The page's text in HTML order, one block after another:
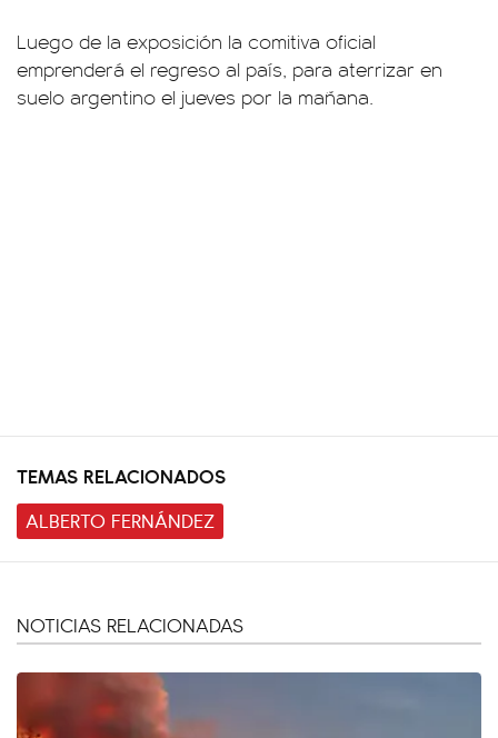
Luego de la exposición la comitiva oficial
emprenderá el regreso al país, para aterrizar en
suelo argentino el jueves por la mañana.
TEMAS RELACIONADOS
ALBERTO FERNÁNDEZ
NOTICIAS RELACIONADAS